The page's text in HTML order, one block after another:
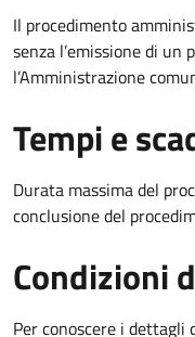
Il procedimento
senza l’emissione di un
l’Amministrazione
Tempi e
Durata massima del
conclusione del
Condizioni
Per conoscere i dettagli